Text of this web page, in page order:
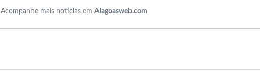
Acompanhe mais notícias em Alagoasweb.com